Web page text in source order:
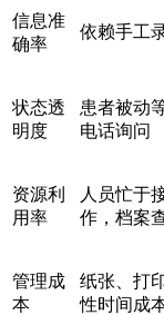
信息准
确率
依赖手工
状态透
明度
患者被动
电话询问
资源利
用率
人员忙于
作，档案
管理成
本
纸张、打
性时间成